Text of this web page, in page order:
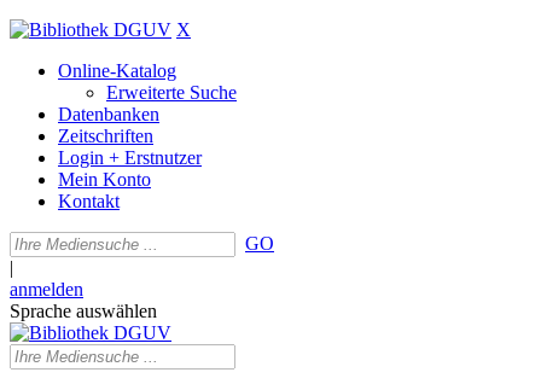
X
Online-Katalog
Erweiterte Suche
Datenbanken
Zeitschriften
Login + Erstnutzer
Mein Konto
Kontakt
GO
|
anmelden
Sprache auswählen